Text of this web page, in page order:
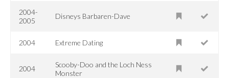
2004-
2005
Disneys Barbaren-Dave
2004 Extreme Dating
2004
Scooby-Doo and the Loch Ness
Monster